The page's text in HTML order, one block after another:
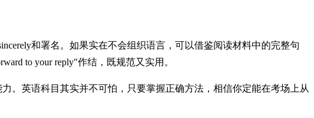
和署名。如果实在不会组织语言，可以借鉴阅读材料中的完整句
to your reply"作结，既规范又实用。
。英语科目其实并不可怕，只要掌握正确方法，相信你定能在考场上从